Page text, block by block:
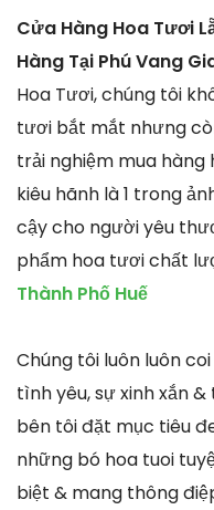
Cửa Hàng Hoa Tươi
Hàng Tại Phú Vang
Hoa Tươi, chúng tôi
tươi bắt mắt nhưng
trải nghiệm mua hàng
kiêu hãnh là 1 trong
cậy cho người yêu
phẩm hoa tươi chất
Thành Phố Huế
Chúng tôi luôn luôn
tình yêu, sự xinh xắn
bên tôi đặt mục tiêu
những bó hoa tuoi
biệt & mang thông